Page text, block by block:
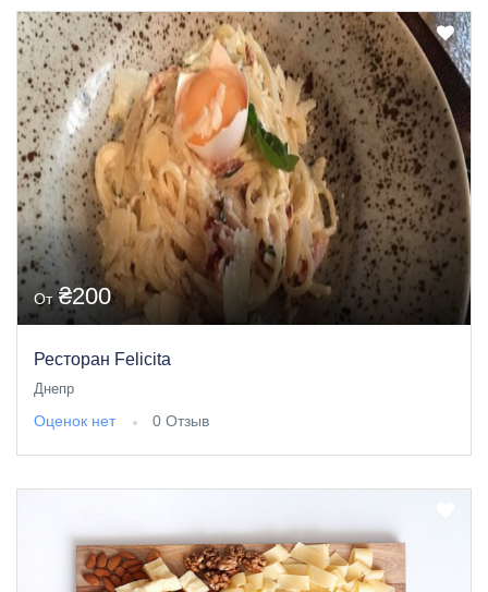
От₴200
Ресторан Felicita
Днепр
Оценок нет 0 Отзыв